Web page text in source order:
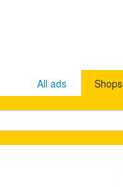
Shops
All ads